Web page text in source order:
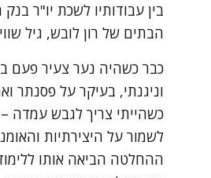
בין עבודותיו לשכת יו"ר
הבתים של רון לובש, גיל
כבר כשהיה נער צעיר פעם
וניגנתי, בעיקר על פסנתר
כשהייתי צריך לגבש עמדה
לשמור על היצירתיות
ההחלטה הביאה אותו